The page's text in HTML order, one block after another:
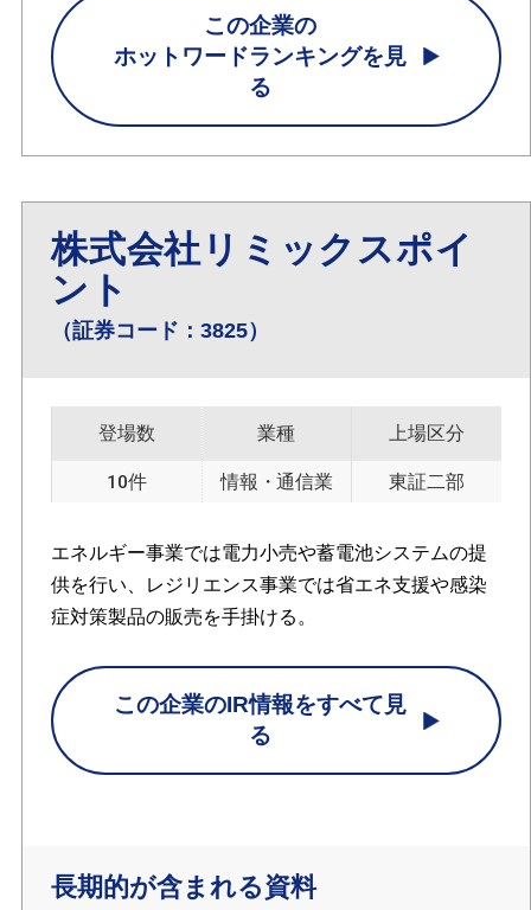
この企業の
ホットワードランキングを見
る
株式会社リミックスポイ
ント
（証券コード：3825）
登場数
10件
業種
情報・通信業
上場区分
東証二部
エネルギー事業では電力小売や蓄電池システムの提
供を行い、レジリエンス事業では省エネ支援や感染
症対策製品の販売を手掛ける。
この企業のIR情報をすべて見
る
長期的が含まれる資料